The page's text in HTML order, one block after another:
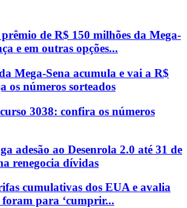
de R$ 150 milhões da Mega-
e em outras opções...
Mega-Sena acumula e vai a R$
os números sorteados
3038: confira os números
adesão ao Desenrola 2.0 até 31 de
renegocia dívidas
cumulativas dos EUA e avalia
foram para ‘cumprir...